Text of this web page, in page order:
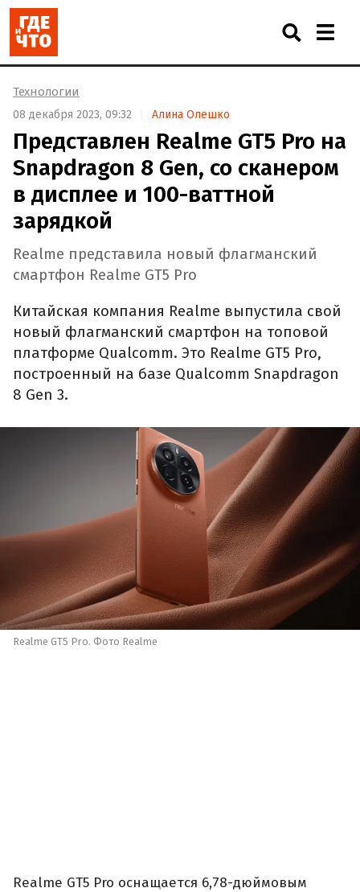
Технологии
08 декабря 2023, 09:32 Алина Олешко
Представлен Realme GT5 Pro на
Snapdragon 8 Gen, со сканером
в дисплее и 100-ваттной
зарядкой
Realme представила новый флагманский
смартфон Realme GT5 Pro
Китайская компания Realme выпустила свой
новый флагманский смартфон на топовой
платформе Qualcomm. Это Realme GT5 Pro,
построенный на базе Qualcomm Snapdragon
8 Gen 3.
Realme GT5 Pro. Фото Realme
Realme GT5 Pro оснащается 6,78-дюймовым